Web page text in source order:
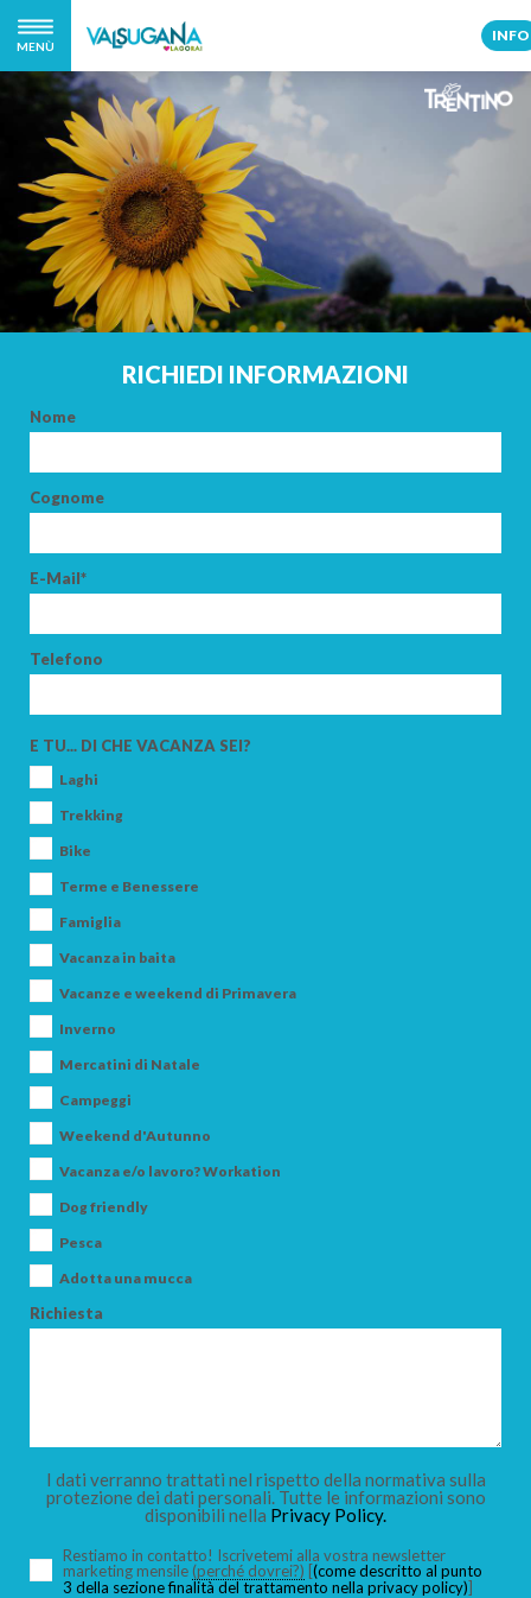
MENÙ
INFO
ADULTI
RICHIEDI INFORMAZIONI
Nome
Cognome
E-Mail*
Telefono
E TU... DI CHE VACANZA SEI?
Laghi
Trekking
Bike
Terme e Benessere
Famiglia
Vacanza in baita
Vacanze e weekend di Primavera
Inverno
Mercatini di Natale
Campeggi
Weekend d'Autunno
Vacanza e/o lavoro? Workation
Dog friendly
Pesca
Adotta una mucca
Richiesta
I dati verranno trattati nel rispetto della normativa sulla
protezione dei dati personali. Tutte le informazioni sono
disponibili nella Privacy Policy.
Restiamo in contatto! Iscrivetemi alla vostra newsletter
marketing mensile (perché dovrei?) [(come descritto al punto
3 della sezione finalità del trattamento nella privacy policy)]